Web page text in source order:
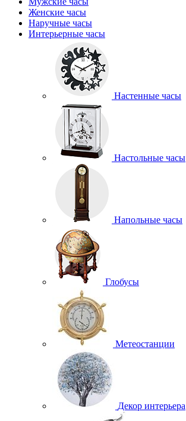
Женские часы
Наручные часы
Интерьерные часы
Настенные часы
Настольные часы
Напольные часы
Глобусы
Метеостанции
Декор интерьера